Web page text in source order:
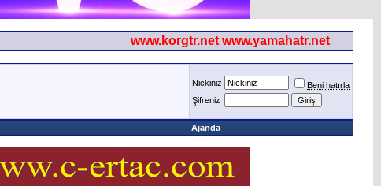
www.korgtr.net www.yamahatr.net
Nickiniz
Beni hatırla
Şifreniz
Ajanda